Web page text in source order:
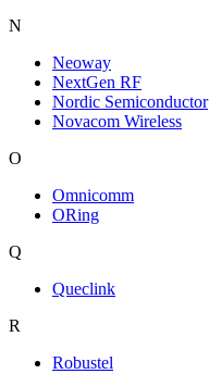
N
Neoway
NextGen RF
Nordic Semiconductor
Novacom Wireless
O
Omnicomm
ORing
Q
Queclink
R
Robustel